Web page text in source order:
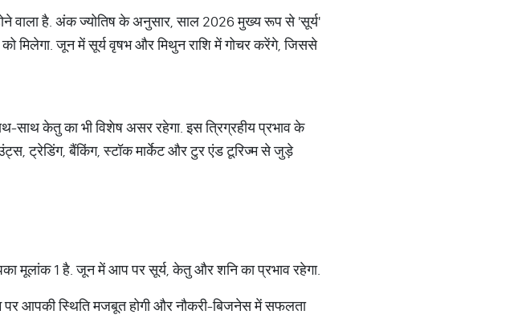
वाला है. अंक ज्योतिष के अनुसार, साल 2026 मुख्य रूप से 'सूर्य'
मिलेगा. जून में सूर्य वृषभ और मिथुन राशि में गोचर करेंगे, जिससे
केतु का भी विशेष असर रहेगा. इस त्रिग्रहीय प्रभाव के
ट्रेडिंग, बैंकिंग, स्टॉक मार्केट और टुर एंड टूरिज्म से जुड़े
मूलांक 1 है. जून में आप पर सूर्य, केतु और शनि का प्रभाव रहेगा.
पर आपकी स्थिति मजबूत होगी और नौकरी-बिजनेस में सफलता